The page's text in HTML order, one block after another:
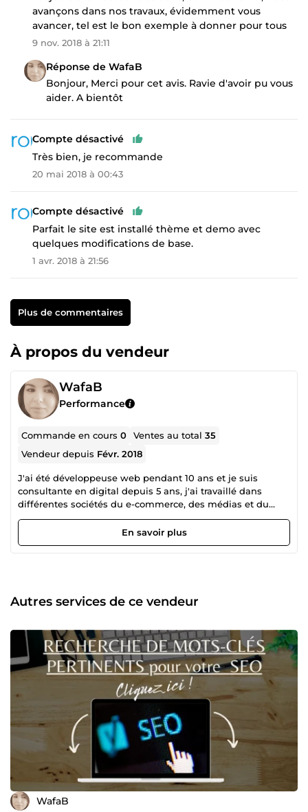
avançons dans nos travaux, évidemment vous
avancer, tel est le bon exemple à donner pour tous
9 nov. 2018 à 21:11
Réponse de WafaB
Bonjour, Merci pour cet avis. Ravie d'avoir pu vous
aider. A bientôt
Compte désactivé
Très bien, je recommande
20 mai 2018 à 00:43
Compte désactivé
Parfait le site est installé thème et demo avec
quelques modifications de base.
1 avr. 2018 à 21:56
Plus de commentaires
À propos du vendeur
WafaB
Performance
Commande en cours0 Ventes au total35
Vendeur depuis Févr. 2018
J'ai été développeuse web pendant 10 ans et je suis
consultante en digital depuis 5 ans, j'ai travaillé dans
différentes sociétés du e-commerce, des médias et du
tourisme. Ce qui m'a permis de comprendre leurs enjeux
et problématiques. Depuis ces années, j'ai acquis une
expertise que je mets à contribution auprès de mes
Aujourd'hui je suis chef d'entreprise et formatrice, je
collabore sur différents projets marketing et digitaux, j'ai
TPE/PME à développer leur entreprise.
En savoir plus
Autres services de ce vendeur
WafaB